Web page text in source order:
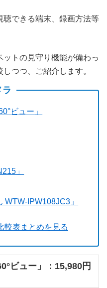
できる端末、録画方法等
トの見守り機能が備わっ
つつ、ご紹介します。
ビュー」
」
IPW108JC3」
較表まとめを見る
ビュー」：15,980円